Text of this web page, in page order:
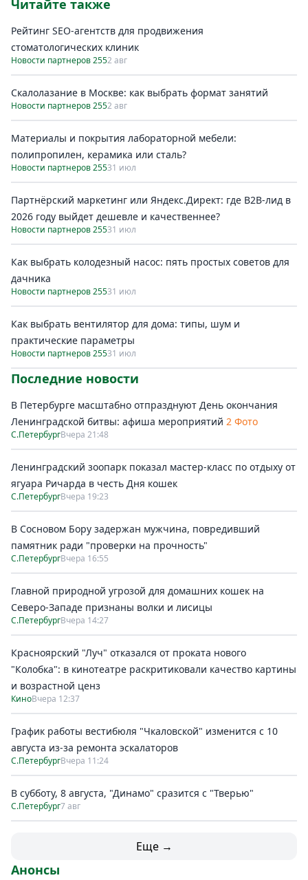
Читайте также
Рейтинг SEO-агентств для продвижения
стоматологических клиник
Новости партнеров 2552 авг
Скалолазание в Москве: как выбрать формат занятий
Новости партнеров 2552 авг
Материалы и покрытия лабораторной мебели:
полипропилен, керамика или сталь?
Новости партнеров 25531 июл
Партнёрский маркетинг или Яндекс.Директ: где B2B-лид в
2026 году выйдет дешевле и качественнее?
Новости партнеров 25531 июл
Как выбрать колодезный насос: пять простых советов для
дачника
Новости партнеров 25531 июл
Как выбрать вентилятор для дома: типы, шум и
практические параметры
Новости партнеров 25531 июл
Последние новости
В Петербурге масштабно отпразднуют День окончания
Ленинградской битвы: афиша мероприятий 2 Фото
С.ПетербургВчера 21:48
Ленинградский зоопарк показал мастер-класс по отдыху от
ягуара Ричарда в честь Дня кошек
С.ПетербургВчера 19:23
В Сосновом Бору задержан мужчина, повредивший
памятник ради "проверки на прочность"
С.ПетербургВчера 16:55
Главной природной угрозой для домашних кошек на
Северо-Западе признаны волки и лисицы
С.ПетербургВчера 14:27
Красноярский "Луч" отказался от проката нового
"Колобка": в кинотеатре раскритиковали качество картины
и возрастной ценз
КиноВчера 12:37
График работы вестибюля "Чкаловской" изменится с 10
августа из-за ремонта эскалаторов
С.ПетербургВчера 11:24
В субботу, 8 августа, "Динамо" сразится с "Тверью"
С.Петербург7 авг
Еще →
Анонсы